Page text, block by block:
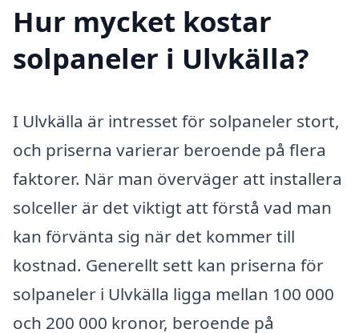
Hur mycket kostar
solpaneler i Ulvkälla?
I Ulvkälla är intresset för solpaneler stort,
och priserna varierar beroende på flera
faktorer. När man överväger att installera
solceller är det viktigt att förstå vad man
kan förvänta sig när det kommer till
kostnad. Generellt sett kan priserna för
solpaneler i Ulvkälla ligga mellan 100 000
och 200 000 kronor, beroende på